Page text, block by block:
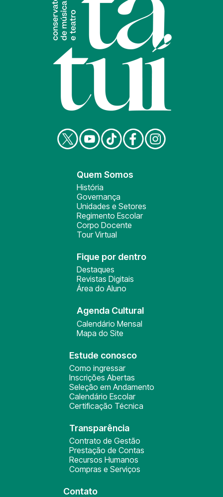
Quem Somos
História
Governança
Unidades e Setores
Regimento Escolar
Corpo Docente
Tour Virtual
Fique por dentro
Destaques
Revistas Digitais
Área do Aluno
Agenda Cultural
Calendário Mensal
Mapa do Site
Estude conosco
Como ingressar
Inscrições Abertas
Seleção em Andamento
Calendário Escolar
Certificação Técnica
Transparência
Contrato de Gestão
Prestação de Contas
Recursos Humanos
Compras e Serviços
Contato